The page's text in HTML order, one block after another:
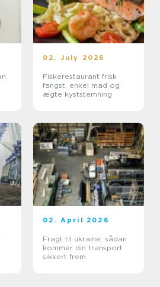
02. July 2026
Fiskerestaurant frisk
fangst, enkel mad og
ægte kyststemning
02. April 2026
Fragt til ukraine: sådan
kommer din transport
sikkert frem